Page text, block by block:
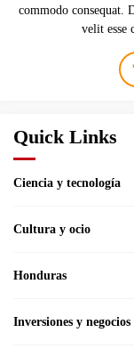
commodo consequat.
velit esse
Quick Links
Ciencia y tecnología
Cultura y ocio
Honduras
Inversiones y negocios